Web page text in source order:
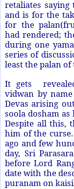
retaliates
and is for the
for the
had rendered;
during one
series of
least the palan
It gets
vidwan by
Devas arising
soola dosham
Despite all this,
him of the curse.
ago and few
day, Sri
before Lord
date with the
puranam on